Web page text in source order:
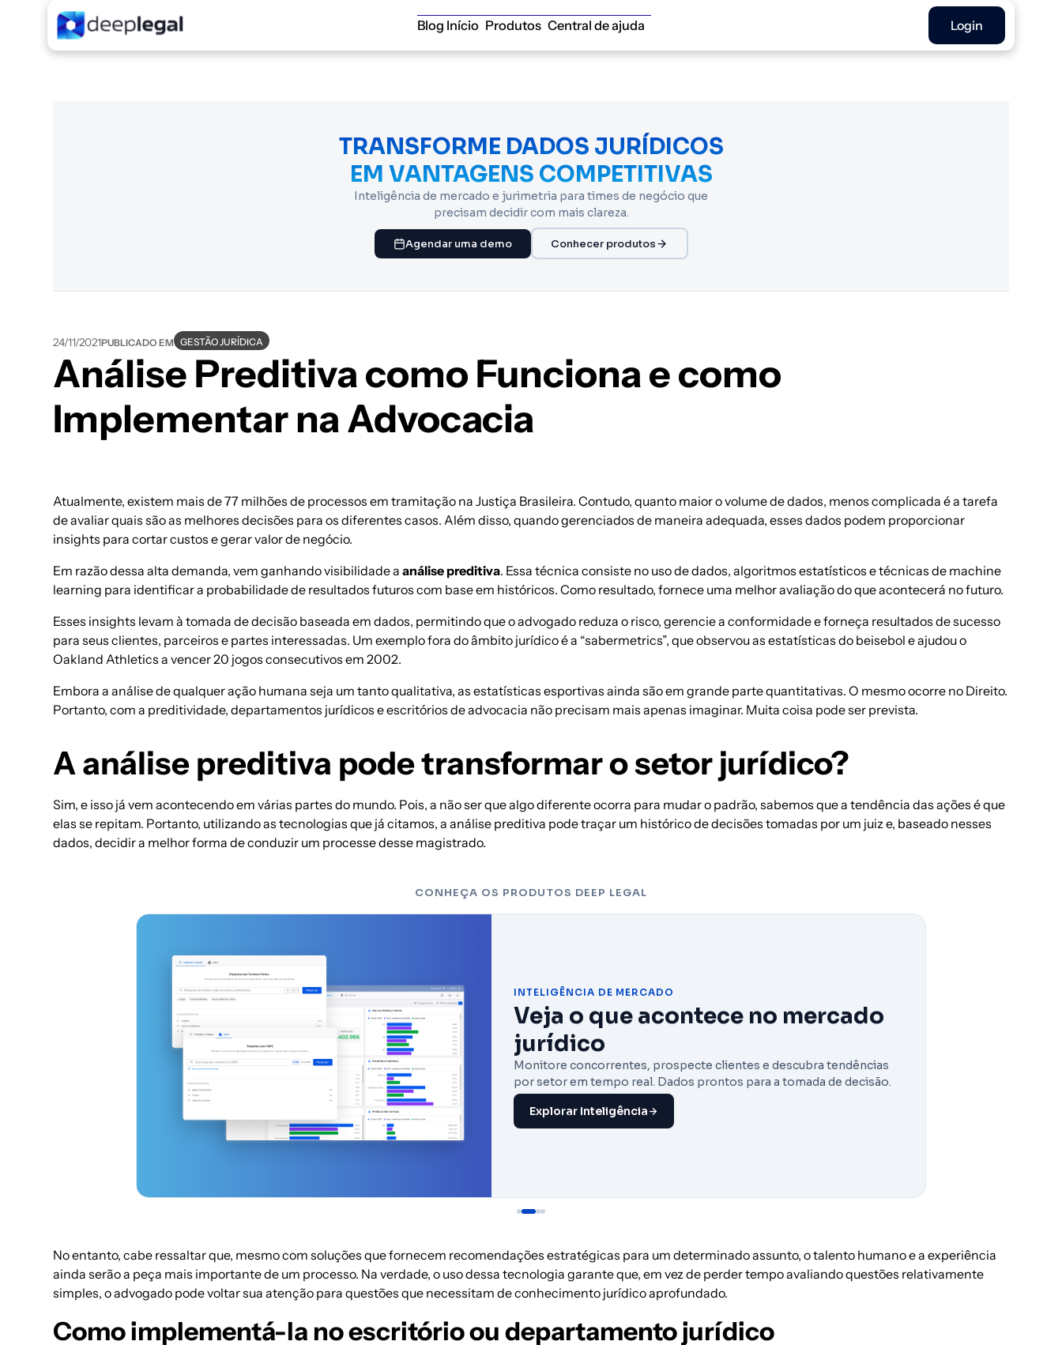
Blog Início Produtos Central de ajuda Login
TRANSFORME DADOS JURÍDICOS
EM VANTAGENS COMPETITIVAS
Inteligência de mercado e jurimetria para times de negócio que
precisam decidir com mais clareza.
Agendar uma demo Conhecer produtos
24/11/2021PUBLICADO EM GESTÃO JURÍDICA
Análise Preditiva como Funciona e como
Implementar na Advocacia
Atualmente, existem mais de 77 milhões de processos em tramitação na Justiça Brasileira. Contudo, quanto maior o volume de dados, menos complicada é a tarefa
de avaliar quais são as melhores decisões para os diferentes casos. Além disso, quando gerenciados de maneira adequada, esses dados podem proporcionar
insights para cortar custos e gerar valor de negócio.
Em razão dessa alta demanda, vem ganhando visibilidade aanálise preditiva. Essa técnica consiste no uso de dados, algoritmos estatísticos e técnicas de machine
learning para identificar a probabilidade de resultados futuros com base em históricos. Como resultado, fornece uma melhor avaliação do que acontecerá no futuro.
Esses insights levam à tomada de decisão baseada em dados, permitindo que o advogado reduza o risco, gerencie a conformidade e forneça resultados de sucesso
para seus clientes, parceiros e partes interessadas. Um exemplo fora do âmbito jurídico é a “sabermetrics”, que observou as estatísticas do beisebol e ajudou o
Oakland Athletics a vencer 20 jogos consecutivos em 2002.
Embora a análise de qualquer ação humana seja um tanto qualitativa, as estatísticas esportivas ainda são em grande parte quantitativas. O mesmo ocorre no Direito.
Portanto, com a preditividade, departamentos jurídicos e escritórios de advocacia não precisam mais apenas imaginar. Muita coisa pode ser prevista.
A análise preditiva pode transformar o setor jurídico?
Sim, e isso já vem acontecendo em várias partes do mundo. Pois, a não ser que algo diferente ocorra para mudar o padrão, sabemos que a tendência das ações é que
elas se repitam. Portanto, utilizando as tecnologias que já citamos, aanálise preditiva pode traçar um histórico de decisões tomadas por um juiz e, baseado nesses
dados, decidir a melhor forma de conduzir um processe desse magistrado.
CONHEÇA OS PRODUTOS DEEP LEGAL
INTELIGÊNCIA DE MERCADO
Veja o que acontece no mercado
jurídico
Monitore concorrentes, prospecte clientes e descubra tendências
por setor em tempo real. Dados prontos para a tomada de decisão.
Explorar Inteligência
No entanto, cabe ressaltar que, mesmo com soluções que fornecem recomendações estratégicas para um determinado assunto, o talento humano e a experiência
ainda serão a peça mais importante de um processo. Na verdade, o uso dessa tecnologia garante que, em vez de perder tempo avaliando questões relativamente
simples, o advogado pode voltar sua atenção para questões que necessitam de conhecimento jurídico aprofundado.
Como implementá-la no escritório ou departamento jurídico